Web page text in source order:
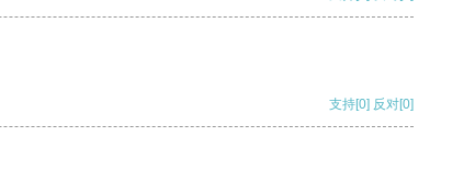
支持[0] 反对[0]